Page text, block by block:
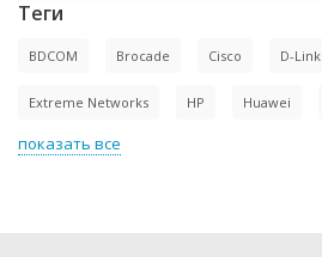
Теги
BDCOM Brocade Cisco D-Link
Extreme Networks HP Huawei
показать все